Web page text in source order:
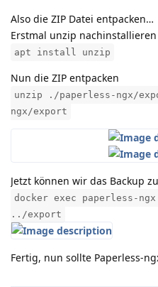
Also die ZIP Datei entpacken…
Erstmal unzip nachinstallieren
apt install unzip
Nun die ZIP entpacken
unzip ./paperless-ngx/
ngx/export
Jetzt können wir das Backup
docker exec paperless-ngx
../export
Fertig, nun sollte Paperless-